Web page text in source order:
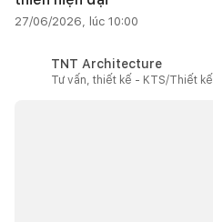
27/06/2026, lúc 10:00
TNT Architecture
Tư vấn, thiết kế - KTS/Thiết kế